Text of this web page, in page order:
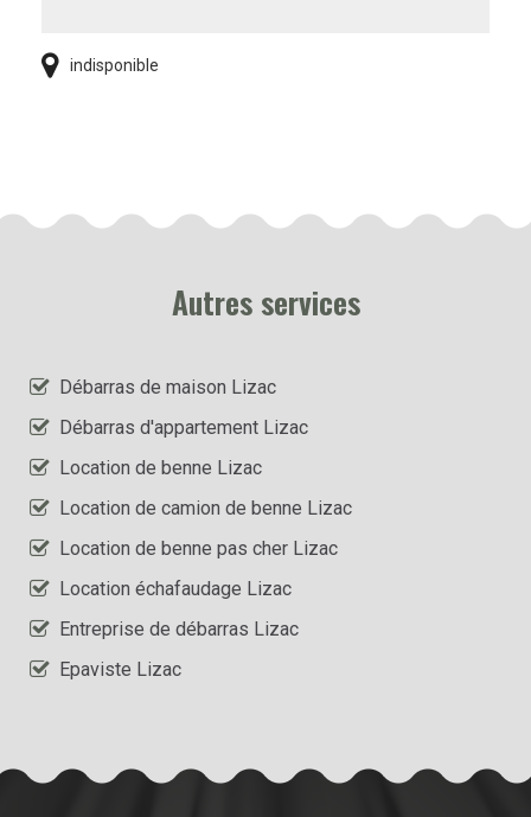
indisponible
Autres services
Débarras de maison Lizac
Débarras d'appartement Lizac
Location de benne Lizac
Location de camion de benne Lizac
Location de benne pas cher Lizac
Location échafaudage Lizac
Entreprise de débarras Lizac
Epaviste Lizac